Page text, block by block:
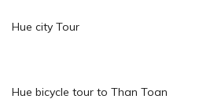
Hue city Tour
Hue bicycle tour to Than Toan